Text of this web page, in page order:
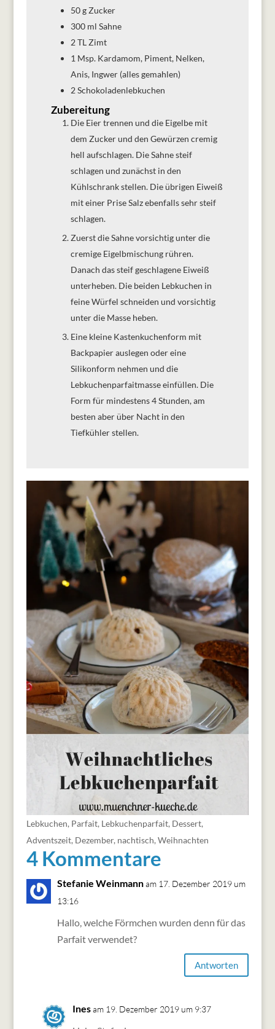
50 g Zucker
300 ml Sahne
2 TL Zimt
1 Msp. Kardamom, Piment, Nelken,
Anis, Ingwer (alles gemahlen)
2 Schokoladenlebkuchen
Zubereitung
Die Eier trennen und die Eigelbe mit
dem Zucker und den Gewürzen cremig
hell aufschlagen. Die Sahne steif
schlagen und zunächst in den
Kühlschrank stellen. Die übrigen Eiweiß
mit einer Prise Salz ebenfalls sehr steif
schlagen.
Zuerst die Sahne vorsichtig unter die
cremige Eigelbmischung rühren.
Danach das steif geschlagene Eiweiß
unterheben. Die beiden Lebkuchen in
feine Würfel schneiden und vorsichtig
unter die Masse heben.
Eine kleine Kastenkuchenform mit
Backpapier auslegen oder eine
Silikonform nehmen und die
Lebkuchenparfaitmasse einfüllen. Die
Form für mindestens 4 Stunden, am
besten aber über Nacht in den
Tiefkühler stellen.
Lebkuchen, Parfait, Lebkuchenparfait, Dessert,
Adventszeit, Dezember, nachtisch, Weihnachten
4 Kommentare
Stefanie Weinmann am 17. Dezember 2019 um
13:16
Hallo, welche Förmchen wurden denn für das
Parfait verwendet?
Antworten
Ines am 19. Dezember 2019 um 9:37